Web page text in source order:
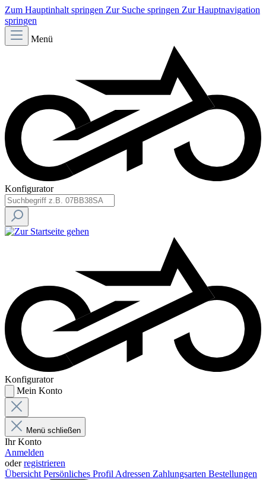
Zum Hauptinhalt springen Zur Suche springen Zur Hauptnavigation
springen
Menü
Konfigurator
Konfigurator
Mein Konto
Menü schließen
Ihr Konto
Anmelden
oderregistrieren
Übersicht Persönliches Profil Adressen Zahlungsarten Bestellungen